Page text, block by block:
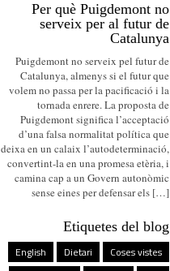
Per què Puigdemont no
serveix per al futur de
Catalunya
Puigdemont no serveix pel futur de
Catalunya, almenys si el futur que
volem no passa per la pacificació i la
tornada enrere. La proposta de
Puigdemont significa l’acceptació
d’una falsa normalitat política que
deixa en un calaix l’autodeterminació,
convertint-la en una promesa etèria, i
camina cap a un Govern autonòmic
sense eines per defensar els […]
Etiquetes del blog
Coses vistes
Dietari
English